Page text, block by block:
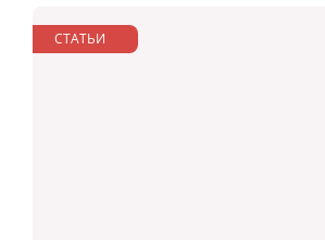
СТАТЬИ